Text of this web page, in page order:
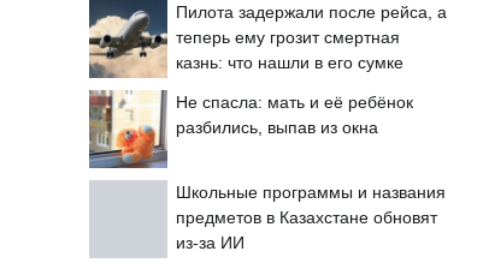
Пилота задержали после рейса, а
теперь ему грозит смертная
казнь: что нашли в его сумке
Не спасла: мать и её ребёнок
разбились, выпав из окна
Школьные программы и названия
предметов в Казахстане обновят
из-за ИИ